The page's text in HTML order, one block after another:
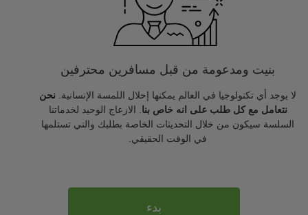
بنيت ومدعومة من قبل مسافرين محترفين
لا يوجد أي تكنولوجيا في العالم يمكنها إحلال اللمسة الإنسانية. نحن
نتعامل مع كل طلب على انه خاص بنا . الازعاج الوحيد لخدماتنا
السلسة سيكون من خلال التحديثات الخاصة بطلبك والتي تستلمها
في الوقت الحقيقي.
بدء